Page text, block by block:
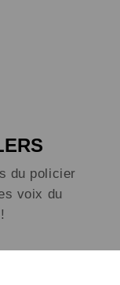
du policier
voix du